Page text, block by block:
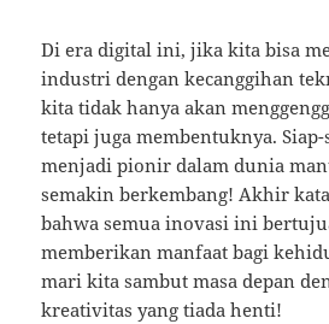
Di era digital ini, jika kita bisa
industri dengan kecanggihan
kita tidak hanya akan
tetapi juga membentuknya.
menjadi pionir dalam dunia
semakin berkembang! Akhir
bahwa semua inovasi ini
memberikan manfaat bagi
mari kita sambut masa depan
kreativitas yang tiada henti!